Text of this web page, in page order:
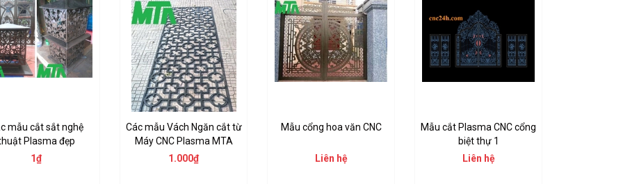
mẫu cắt sắt nghệ
Plasma đẹp
1₫
Các mẫu Vách Ngăn cắt từ
Máy CNC Plasma MTA
1.000₫
Mẫu cổng hoa văn CNC
Liên hệ
Mẫu cắt Plasma CNC cổng
biệt thự 1
Liên hệ